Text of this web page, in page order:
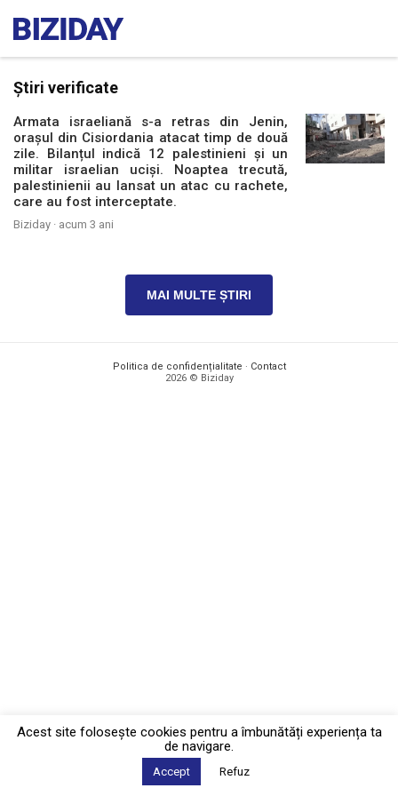
Știri verificate
Armata israeliană s-a retras din Jenin,
orașul din Cisiordania atacat timp de două
zile. Bilanțul indică 12 palestinieni și un
militar israelian uciși. Noaptea trecută,
palestinienii au lansat un atac cu rachete,
care au fost interceptate.
Biziday · acum 3 ani
MAI MULTE ȘTIRI
Politica de confidențialitate · Contact
2026 © Biziday
Acest site foloseşte cookies pentru a îmbunătăți experiența ta
de navigare.
Accept Refuz